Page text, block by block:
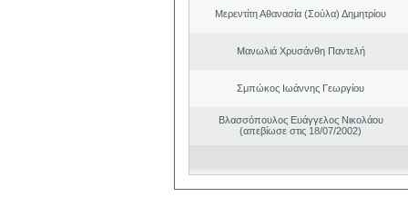
Μερεντίτη Αθανασία (Σούλα) Δημητρίου
Μανωλιά Χρυσάνθη Παντελή
Σμπώκος Ιωάννης Γεωργίου
Βλασσόπουλος Ευάγγελος Νικολάου
(απεβίωσε στις 18/07/2002)